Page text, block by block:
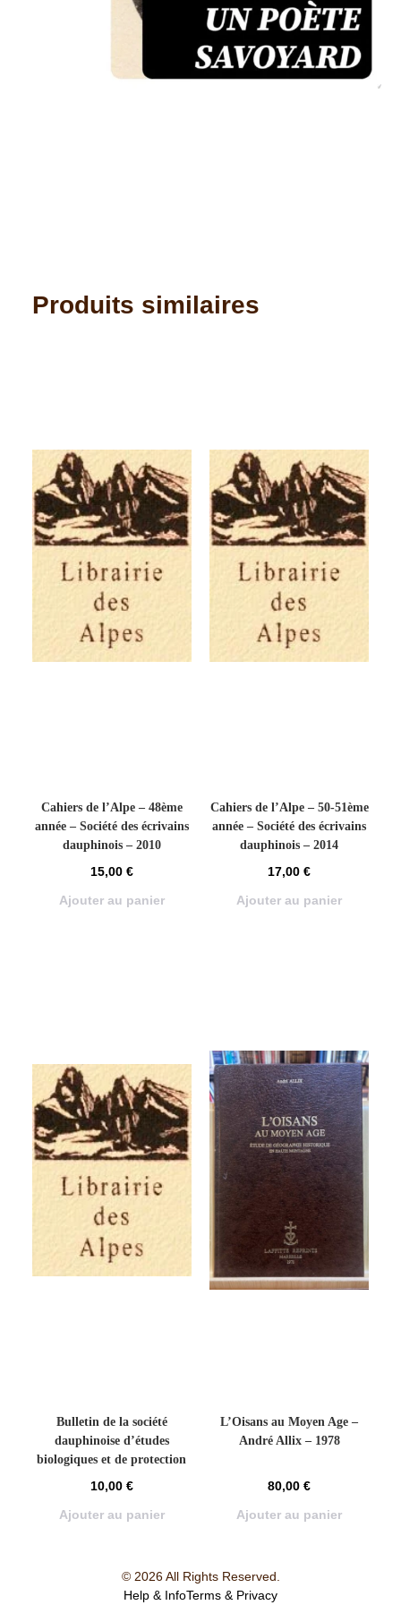
Produits similaires
Cahiers de l’Alpe – 48ème
année – Société des écrivains
dauphinois – 2010
15,00 €
Ajouter au panier
Cahiers de l’Alpe – 50-51ème
année – Société des écrivains
dauphinois – 2014
17,00€
Ajouter au panier
Bulletin de la société
dauphinoise d’études
biologiques et de protection
– 1994
10,00 €
Ajouter au panier
L’Oisans au Moyen Age –
André Allix – 1978
80,00€
Ajouter au panier
© 2026 All Rights Reserved.
Help & InfoTerms & Privacy